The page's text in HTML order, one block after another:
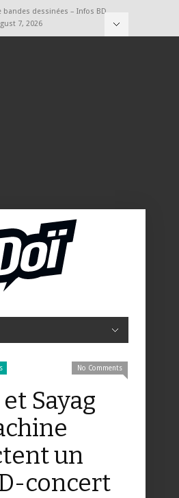
dessinées – Infos BD,
7, 2026
No Comments
Sayag
un
concert